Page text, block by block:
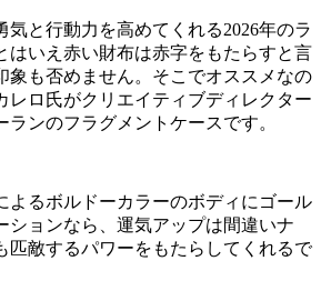
気と行動力を高めてくれる2026年のラ
はいえ赤い財布は赤字をもたらすと言
象も否めません。そこでオススメなの
レロ氏がクリエイティブディレクター
ランのフラグメントケースです。
よるボルドーカラーのボディにゴール
ションなら、運気アップは間違いナ
匹敵するパワーをもたらしてくれるで